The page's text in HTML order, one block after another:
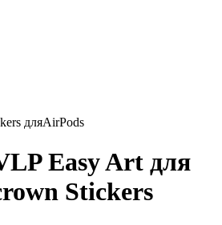
дляAirPods
Easy Art для
Stickers